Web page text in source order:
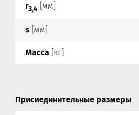
r3,4 [мм]
s [мм]
Масса [кг]
Присиединительные размеры